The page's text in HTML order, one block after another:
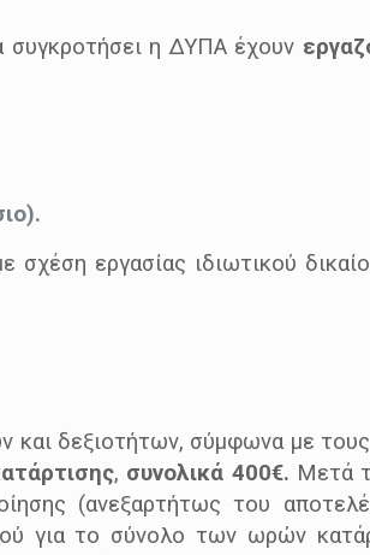
η ΔΥΠΑ έχουν
εργασίας ιδιωτικού
και δεξιοτήτων, σύμφωνα με
, συνολικά 400€. Μετά
(ανεξαρτήτως του
για το σύνολο των ωρών